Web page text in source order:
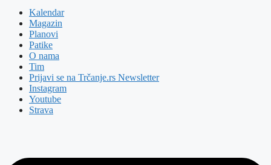
Kalendar
Magazin
Planovi
Patike
O nama
Tim
Prijavi se na Trčanje.rs Newsletter
Instagram
Youtube
Strava